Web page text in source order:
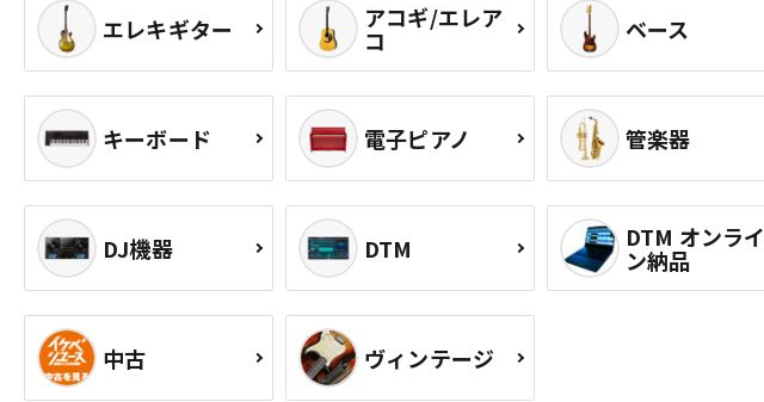
エレキギター アコギ/エレア
コ ベース
キーボード 電子ピアノ 管楽器
DJ機器 DTM DTM オンライ
ン納品
中古 ヴィンテージ